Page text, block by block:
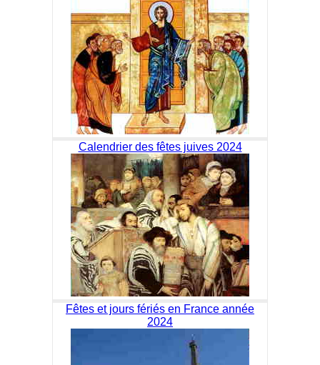
Calendrier des fêtes juives 2024
Fêtes et jours fériés en France année
2024